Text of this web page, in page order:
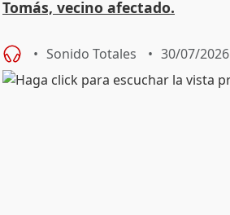
Tomás, vecino afectado.
Sonido Totales 30/07/2026